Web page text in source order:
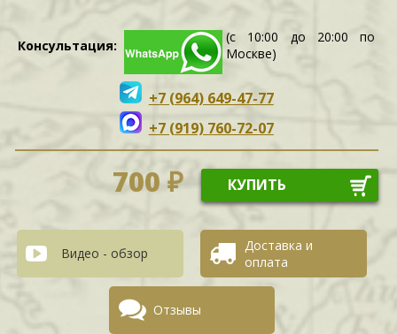
Консультация:
(с 10:00 до 20:00 по
Москве)
+7 (964) 649-47-77
+7 (919) 760-72-07
700 ₽ КУПИТЬ
Видео - обзор
Доставка и
оплата
Отзывы